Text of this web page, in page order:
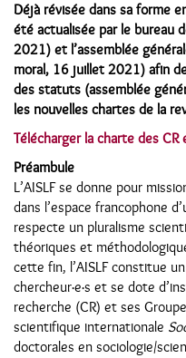
Déjà révisée dans sa forme
été actualisée par le bureau
2021) et l’assemblée
moral, 16 juillet 2021) afin
des statuts (assemblée
les nouvelles chartes de la
Télécharger la charte des CR
Préambule
L’AISLF se donne pour
dans l’espace francophone
respecte un pluralisme
théoriques et
cette fin, l’AISLF constitue
chercheur·e·s et se dote
recherche (CR) et ses
scientifique internationale
doctorales en sociologie/